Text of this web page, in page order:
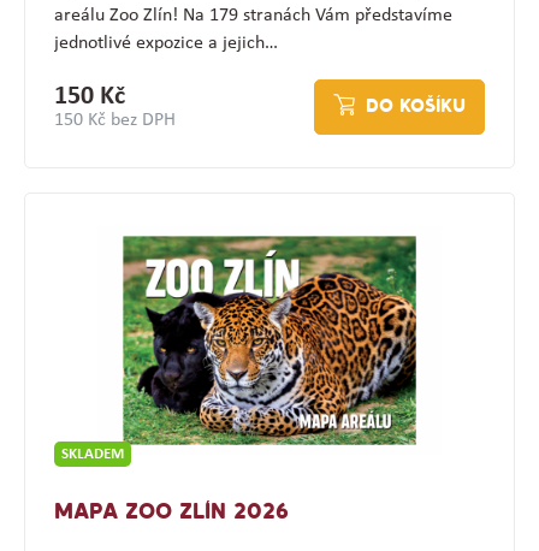
areálu Zoo Zlín! Na 179 stranách Vám představíme
jednotlivé expozice a jejich…
150 Kč
150 Kč bez DPH
DO KOŠÍKU
SKLADEM
MAPA ZOO ZLÍN 2026